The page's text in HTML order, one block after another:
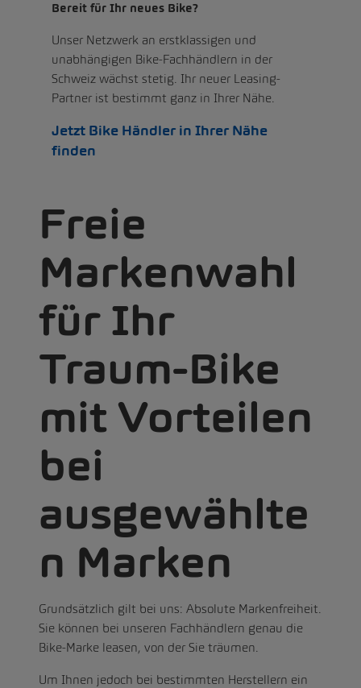
Bereit für Ihr neues Bike?
Unser Netzwerk an erstklassigen und
unabhängigen Bike-Fachhändlern in der
Schweiz wächst stetig. Ihr neuer Leasing-
Partner ist bestimmt ganz in Ihrer Nähe.
Jetzt Bike Händler in Ihrer Nähe
finden
Freie
Markenwahl
für Ihr
Traum-Bike
mit Vorteilen
bei
ausgewählte
n Marken
Grundsätzlich gilt bei uns: Absolute Markenfreiheit.
Sie können bei unseren Fachhändlern genau die
Bike-Marke leasen, von der Sie träumen.
Um Ihnen jedoch bei bestimmten Herstellern ein